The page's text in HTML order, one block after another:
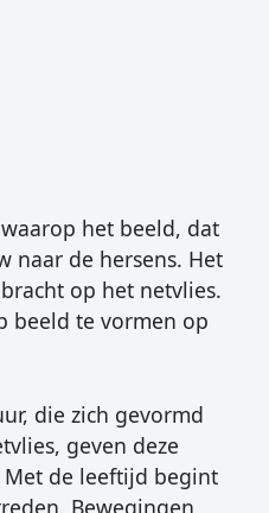
het beeld, dat
naar de hersens. Het
op het netvlies.
beeld te vormen op
die zich gevormd
geven deze
Met de leeftijd begint
Bewegingen